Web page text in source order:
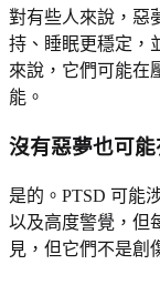
對有些人來說，惡
持、睡眠更穩定，
來說，它們可能在
能。
沒有惡夢也可能
是的。PTSD 可能
以及高度警覺，但
見，但它們不是創